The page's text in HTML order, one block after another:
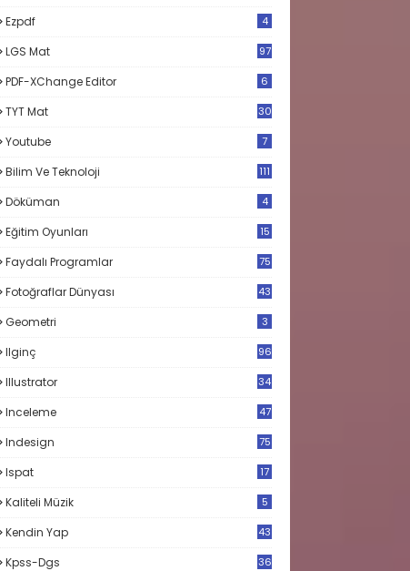
Ezpdf 4
LGS Mat 97
PDF-XChange Editor 6
TYT Mat 30
Youtube 7
Bilim Ve Teknoloji 111
Döküman 4
Eğitim Oyunları 15
Faydalı Programlar 75
Fotoğraflar Dünyası 43
Geometri 3
Ilginç 96
Illustrator 34
Inceleme 47
Indesign 75
Ispat
17
Kaliteli Müzik 5
Kendin Yap 43
Kpss-Dgs 36